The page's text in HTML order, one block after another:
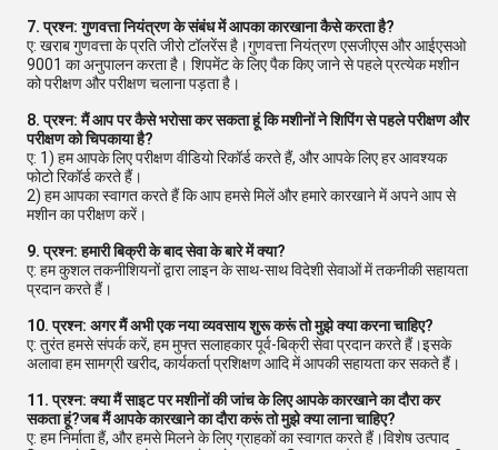
7. प्रश्न: गुणवत्ता नियंत्रण के संबंध में आपका कारखाना कैसे करता है?
ए: खराब गुणवत्ता के प्रति जीरो टॉलरेंस है।गुणवत्ता नियंत्रण एसजीएस और आईएसओ
9001 का अनुपालन करता है। शिपमेंट के लिए पैक किए जाने से पहले प्रत्येक मशीन
को परीक्षण और परीक्षण चलाना पड़ता है।
8. प्रश्न: मैं आप पर कैसे भरोसा कर सकता हूं कि मशीनों ने शिपिंग से पहले परीक्षण और
परीक्षण को चिपकाया है?
ए: 1) हम आपके लिए परीक्षण वीडियो रिकॉर्ड करते हैं, और आपके लिए हर आवश्यक
फोटो रिकॉर्ड करते हैं।
2) हम आपका स्वागत करते हैं कि आप हमसे मिलें और हमारे कारखाने में अपने आप से
मशीन का परीक्षण करें।
9. प्रश्न: हमारी बिक्री के बाद सेवा के बारे में क्या?
ए: हम कुशल तकनीशियनों द्वारा लाइन के साथ-साथ विदेशी सेवाओं में तकनीकी सहायता
प्रदान करते हैं।
10. प्रश्न: अगर मैं अभी एक नया व्यवसाय शुरू करूं तो मुझे क्या करना चाहिए?
ए: तुरंत हमसे संपर्क करें, हम मुफ्त सलाहकार पूर्व-बिक्री सेवा प्रदान करते हैं।इसके
अलावा हम सामग्री खरीद, कार्यकर्ता प्रशिक्षण आदि में आपकी सहायता कर सकते हैं।
11. प्रश्न: क्या मैं साइट पर मशीनों की जांच के लिए आपके कारखाने का दौरा कर
सकता हूं?जब मैं आपके कारखाने का दौरा करूं तो मुझे क्या लाना चाहिए?
ए: हम निर्माता हैं, और हमसे मिलने के लिए ग्राहकों का स्वागत करते हैं।विशेष उत्पाद